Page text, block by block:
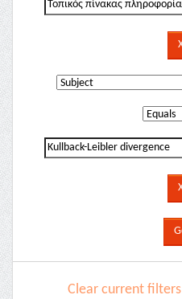
Clear current filters